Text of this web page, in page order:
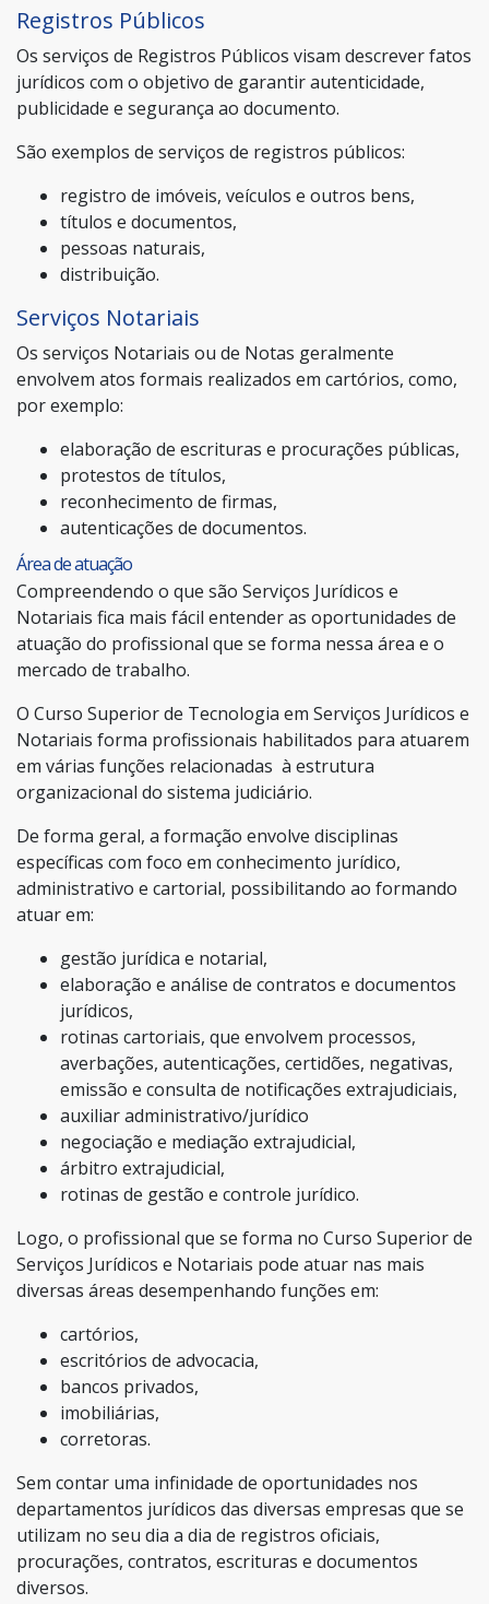
Registros Públicos
Os serviços de Registros Públicos visam descrever fatos
jurídicos com o objetivo de garantir autenticidade,
publicidade e segurança ao documento.
São exemplos de serviços de registros públicos:
registro de imóveis, veículos e outros bens,
títulos e documentos,
pessoas naturais,
distribuição.
Serviços Notariais
Os serviços Notariais ou de Notas geralmente
envolvem atos formais realizados em cartórios, como,
por exemplo:
elaboração de escrituras e procurações públicas,
protestos de títulos,
reconhecimento de firmas,
autenticações de documentos.
Área de atuação
Compreendendo o que são Serviços Jurídicos e
Notariais fica mais fácil entender as oportunidades de
atuação do profissional que se forma nessa área e o
mercado de trabalho.
O Curso Superior de Tecnologia em Serviços Jurídicos e
Notariais forma profissionais habilitados para atuarem
em várias funções relacionadas à estrutura
organizacional do sistema judiciário.
De forma geral, a formação envolve disciplinas
específicas com foco em conhecimento jurídico,
administrativo e cartorial, possibilitando ao formando
atuar em:
gestão jurídica e notarial,
elaboração e análise de contratos e documentos
jurídicos,
rotinas cartoriais, que envolvem processos,
averbações, autenticações, certidões, negativas,
emissão e consulta de notificações extrajudiciais,
auxiliar administrativo/jurídico
negociação e mediação extrajudicial,
árbitro extrajudicial,
rotinas de gestão e controle jurídico.
Logo, o profissional que se forma no Curso Superior de
Serviços Jurídicos e Notariais pode atuar nas mais
diversas áreas desempenhando funções em:
cartórios,
escritórios de advocacia,
bancos privados,
imobiliárias,
corretoras.
Sem contar uma infinidade de oportunidades nos
departamentos jurídicos das diversas empresas que se
utilizam no seu dia a dia de registros oficiais,
procurações, contratos, escrituras e documentos
diversos.